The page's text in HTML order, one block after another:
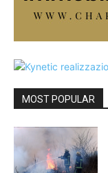
MOST POPULAR